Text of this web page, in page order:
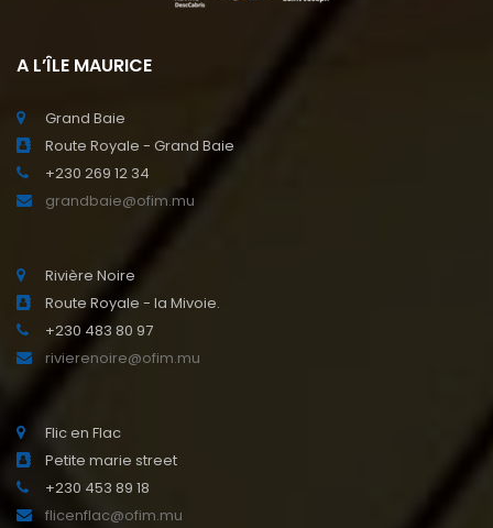
A L’ÎLE MAURICE
Grand Baie
Route Royale - Grand Baie
+230 269 12 34
grandbaie@ofim.mu
Rivière Noire
Route Royale - la Mivoie.
+230 483 80 97
rivierenoire@ofim.mu
Flic en Flac
Petite marie street
+230 453 89 18
flicenflac@ofim.mu